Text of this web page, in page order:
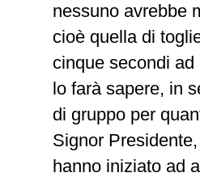
nessuno avrebbe
cioè quella di
cinque secondi
lo farà sapere, in
di gruppo per
Signor
hanno iniziato ad